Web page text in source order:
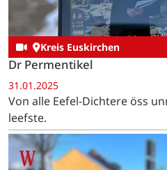
Kreis Euskirchen
Dr Permentikel
31.01.2025
Von alle Eefel-Dichtere öss
leefste.